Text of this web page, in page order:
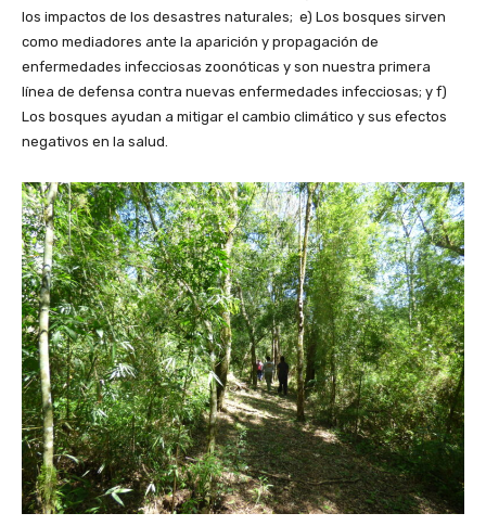
los impactos de los desastres naturales; e) Los bosques sirven
como mediadores ante la aparición y propagación de
enfermedades infecciosas zoonóticas y son nuestra primera
línea de defensa contra nuevas enfermedades infecciosas; y f)
Los bosques ayudan a mitigar el cambio climático y sus efectos
negativos en la salud.